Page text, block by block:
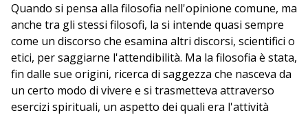
Quando si pensa alla filosofia nell'opinione comune, ma
anche tra gli stessi filosofi, la si intende quasi sempre
come un discorso che esamina altri discorsi, scientifici o
etici, per saggiarne l'attendibilità. Ma la filosofia è stata,
fin dalle sue origini, ricerca di saggezza che nasceva da
un certo modo di vivere e si trasmetteva attraverso
esercizi spirituali, un aspetto dei quali era l'attività